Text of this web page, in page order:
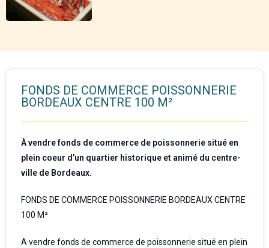
FONDS DE COMMERCE POISSONNERIE
BORDEAUX CENTRE 100 M²
À vendre fonds de commerce de poissonnerie situé en
plein coeur d’un quartier historique et animé du centre-
ville de Bordeaux.
FONDS DE COMMERCE POISSONNERIE BORDEAUX CENTRE
100 M²
A vendre fonds de commerce de poissonnerie situé en plein